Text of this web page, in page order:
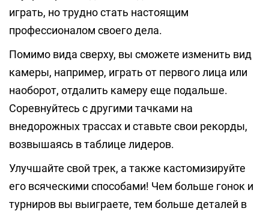
играть, но трудно стать настоящим
профессионалом своего дела.
Помимо вида сверху, вы сможете изменить вид
камеры, например, играть от первого лица или
наоборот, отдалить камеру еще подальше.
Соревнуйтесь с другими тачками на
внедорожных трассах и ставьте свои рекорды,
возвышаясь в таблице лидеров.
Улучшайте свой трек, а также кастомизируйте
его всяческими способами! Чем больше гонок и
турниров вы выиграете, тем больше деталей в